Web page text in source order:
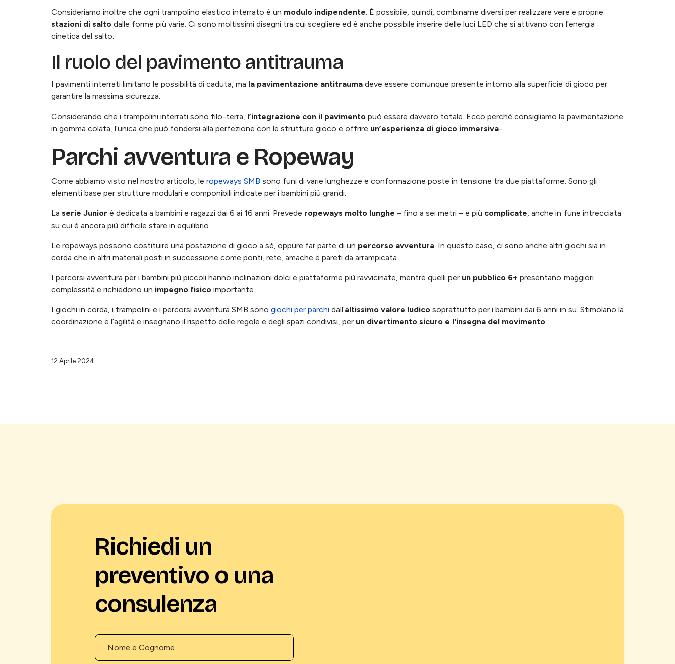
Consideriamo inoltre che ogni trampolino elastico interrato è un modulo indipendente. È possibile, quindi, combinarne diversi per realizzare vere e proprie
stazioni di salto dalle forme più varie. Ci sono moltissimi disegni tra cui scegliere ed è anche possibile inserire delle luci LED che si attivano con l'energia
cinetica del salto.
Il ruolo del pavimento antitrauma
I pavimenti interrati limitano le possibilità di caduta, ma la pavimentazione antitrauma deve essere comunque presente intorno alla superficie di gioco per
garantire la massima sicurezza.
Considerando che i trampolini interrati sono filo-terra, l’integrazione con il pavimento può essere davvero totale. Ecco perché consigliamo la pavimentazione
in gomma colata, l’unica che può fondersi alla perfezione con le strutture gioco e offrire un’esperienza di gioco immersiva-
Parchi avventura e Ropeway
Come abbiamo visto nel nostro articolo, le ropeways SMB sono funi di varie lunghezze e conformazione poste in tensione tra due piattaforme. Sono gli
elementi base per strutture modulari e componibili indicate per i bambini più grandi.
La serie Junior è dedicata a bambini e ragazzi dai 6 ai 16 anni. Prevede ropeways molto lunghe – fino a sei metri – e più complicate, anche in fune intrecciata
su cui è ancora più difficile stare in equilibrio.
Le ropeways possono costituire una postazione di gioco a sé, oppure far parte di un percorso avventura. In questo caso, ci sono anche altri giochi sia in
corda che in altri materiali posti in successione come ponti, rete, amache e pareti da arrampicata.
I percorsi avventura per i bambini più piccoli hanno inclinazioni dolci e piattaforme più ravvicinate, mentre quelli per un pubblico 6+ presentano maggiori
complessità e richiedono un impegno fisico importante.
I giochi in corda, i trampolini e i percorsi avventura SMB sono giochi per parchi dall’altissimo valore ludico soprattutto per i bambini dai 6 anni in su. Stimolano la
coordinazione e l’agilità e insegnano il rispetto delle regole e degli spazi condivisi, per un divertimento sicuro e l'insegna del movimento.
12 Aprile 2024
Richiedi un
preventivo o una
consulenza